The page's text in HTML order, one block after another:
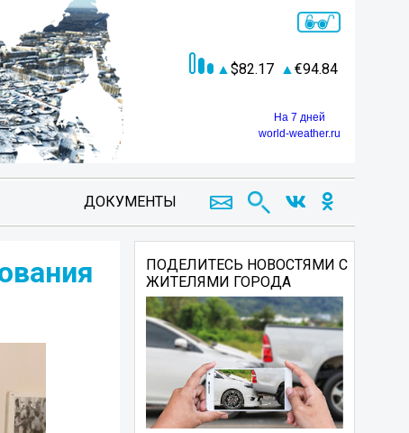
82.17 94.84
На 7 дней
world-weather.ru
ДОКУМЕНТЫ
ПОДЕЛИТЕСЬ НОВОСТЯМИ С
ЖИТЕЛЯМИ ГОРОДА